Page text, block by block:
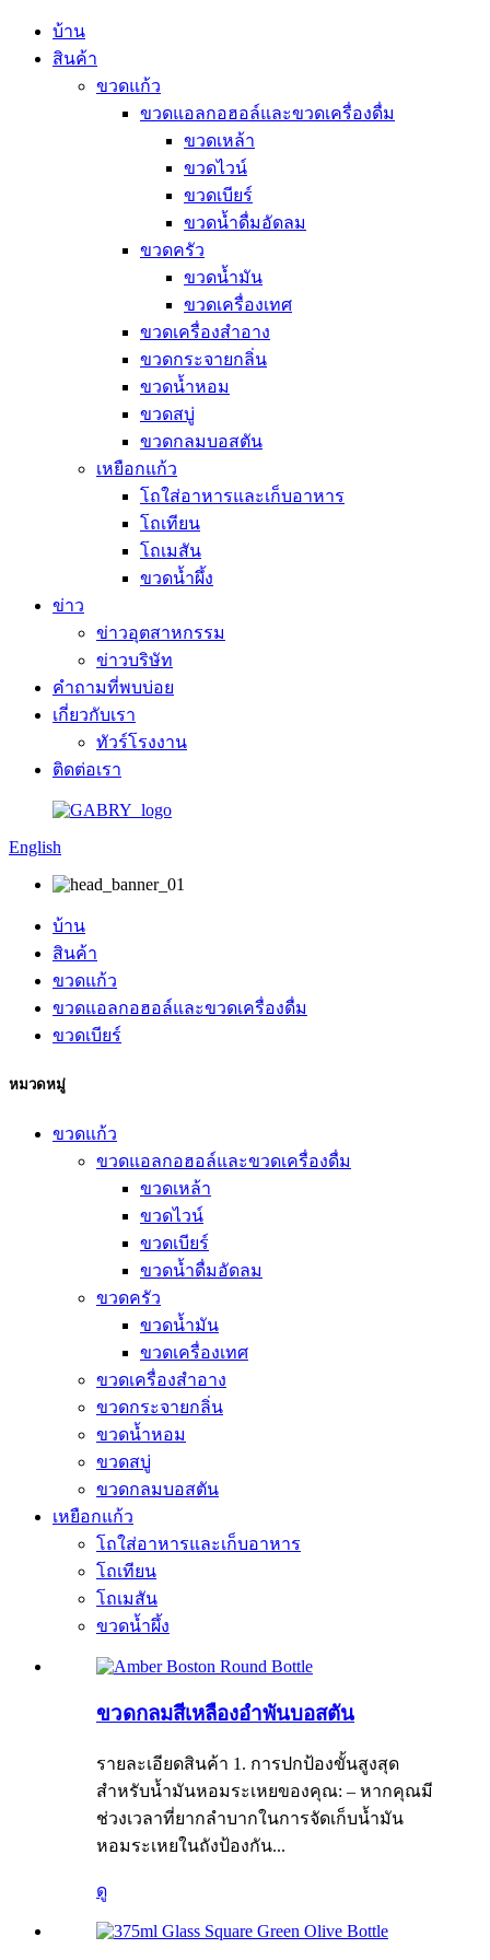
บ้าน
สินค้า
ขวดแก้ว
ขวดแอลกอฮอล์และขวดเครื่องดื่ม
ขวดเหล้า
ขวดไวน์
ขวดเบียร์
ขวดน้ำดื่มอัดลม
ขวดครัว
ขวดน้ำมัน
ขวดเครื่องเทศ
ขวดเครื่องสำอาง
ขวดกระจายกลิ่น
ขวดน้ำหอม
ขวดสบู่
ขวดกลมบอสตัน
เหยือกแก้ว
โถใส่อาหารและเก็บอาหาร
โถเทียน
โถเมสัน
ขวดน้ำผึ้ง
ข่าว
ข่าวอุตสาหกรรม
ข่าวบริษัท
คำถามที่พบบ่อย
เกี่ยวกับเรา
ทัวร์โรงงาน
ติดต่อเรา
English
บ้าน
สินค้า
ขวดแก้ว
ขวดแอลกอฮอล์และขวดเครื่องดื่ม
ขวดเบียร์
หมวดหมู่
ขวดแก้ว
ขวดแอลกอฮอล์และขวดเครื่องดื่ม
ขวดเหล้า
ขวดไวน์
ขวดเบียร์
ขวดน้ำดื่มอัดลม
ขวดครัว
ขวดน้ำมัน
ขวดเครื่องเทศ
ขวดเครื่องสำอาง
ขวดกระจายกลิ่น
ขวดน้ำหอม
ขวดสบู่
ขวดกลมบอสตัน
เหยือกแก้ว
โถใส่อาหารและเก็บอาหาร
โถเทียน
โถเมสัน
ขวดน้ำผึ้ง
ขวดกลมสีเหลืองอำพันบอสตัน
รายละเอียดสินค้า 1. การปกป้องขั้นสูงสุด
สำหรับน้ำมันหอมระเหยของคุณ: – หากคุณมี
ช่วงเวลาที่ยากลำบากในการจัดเก็บน้ำมัน
หอมระเหยในถังป้องกัน...
ดู